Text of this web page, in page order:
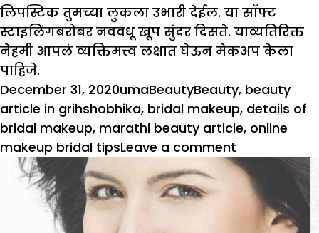
लिपस्टिक तुमच्या लुकला उभारी देईल. या सॉफ्ट
स्टाइलिंगबरोबर नववधू खूप सुंदर दिसते. याव्यतिरिक्त
नेहमी आपलं व्यक्तिमत्त्व लक्षात घेऊन मेकअप केला
पाहिजे.
Posted
on
December 31, 2020Author
umaCategories
BeautyTags
Beauty, beauty
article in grihshobhika, bridal makeup, details of
bridal makeup, marathi beauty article, online
makeup bridal tipsLeave a comment
ब्रायडल
मेकअपचे
बारकावे